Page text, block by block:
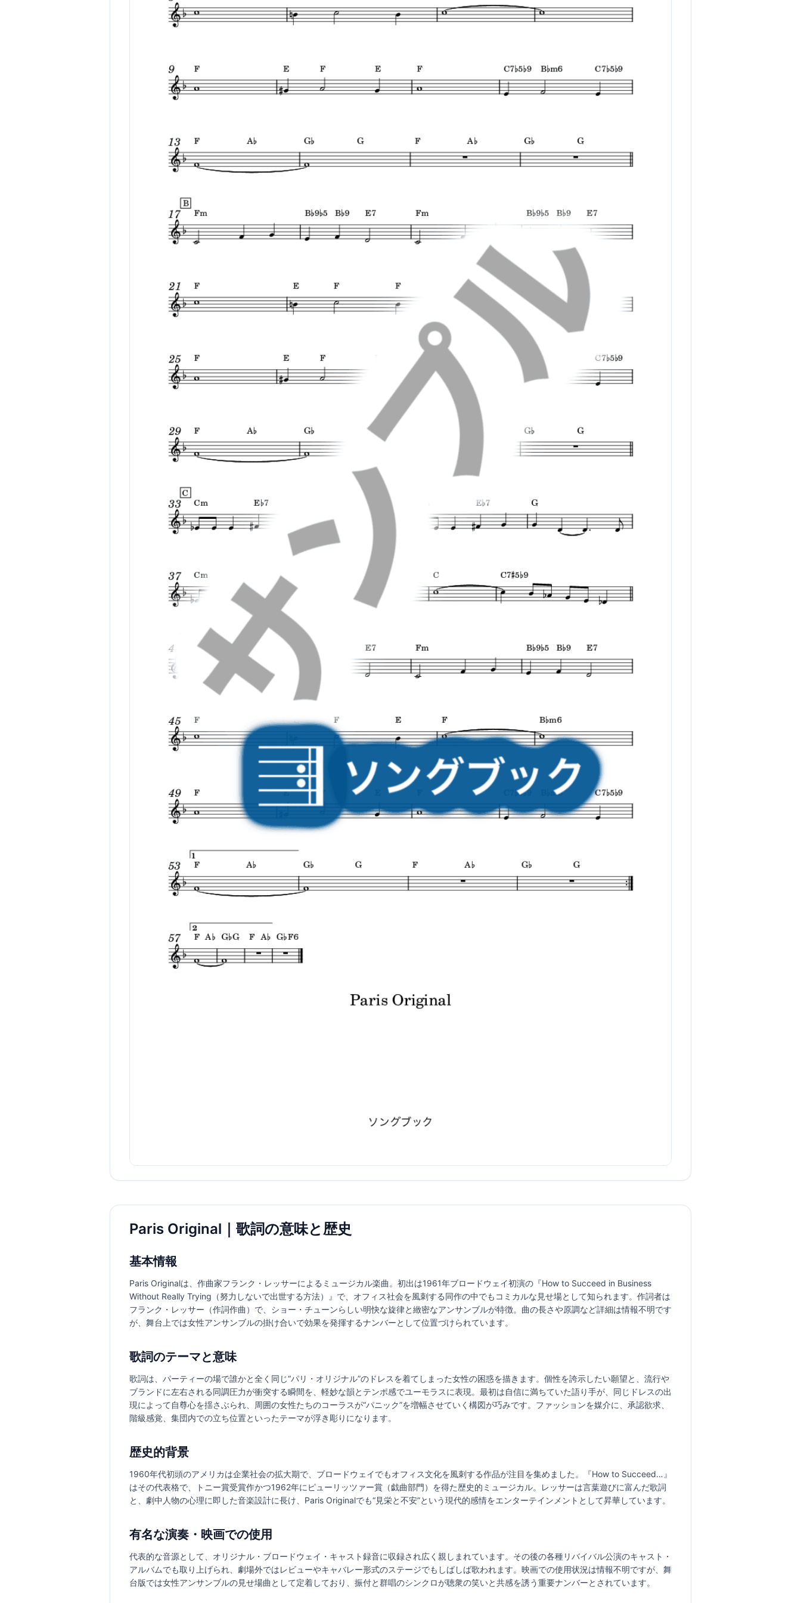
Paris Original｜歌詞の意味と歴史
基本情報
Paris Originalは、作曲家フランク・レッサーによるミュージカル楽曲。初出は1961年ブロードウェイ初演の『How to Succeed in Business
Without Really Trying（努力しないで出世する方法）』で、オフィス社会を風刺する同作の中でもコミカルな見せ場として知られます。作詞者は
フランク・レッサー（作詞作曲）で、ショー・チューンらしい明快な旋律と緻密なアンサンブルが特徴。曲の長さや原調など詳細は情報不明です
が、舞台上では女性アンサンブルの掛け合いで効果を発揮するナンバーとして位置づけられています。
歌詞のテーマと意味
歌詞は、パーティーの場で誰かと全く同じ“パリ・オリジナル”のドレスを着てしまった女性の困惑を描きます。個性を誇示したい願望と、流行や
ブランドに左右される同調圧力が衝突する瞬間を、軽妙な韻とテンポ感でユーモラスに表現。最初は自信に満ちていた語り手が、同じドレスの出
現によって自尊心を揺さぶられ、周囲の女性たちのコーラスが“パニック”を増幅させていく構図が巧みです。ファッションを媒介に、承認欲求、
階級感覚、集団内での立ち位置といったテーマが浮き彫りになります。
歴史的背景
1960年代初頭のアメリカは企業社会の拡大期で、ブロードウェイでもオフィス文化を風刺する作品が注目を集めました。『How to Succeed…』
はその代表格で、トニー賞受賞作かつ1962年にピューリッツァー賞（戯曲部門）を得た歴史的ミュージカル。レッサーは言葉遊びに富んだ歌詞
と、劇中人物の心理に即した音楽設計に長け、Paris Originalでも“見栄と不安”という現代的感情をエンターテインメントとして昇華しています。
有名な演奏・映画での使用
代表的な音源として、オリジナル・ブロードウェイ・キャスト録音に収録され広く親しまれています。その後の各種リバイバル公演のキャスト・
アルバムでも取り上げられ、劇場外ではレビューやキャバレー形式のステージでもしばしば歌われます。映画での使用状況は情報不明ですが、舞
台版では女性アンサンブルの見せ場曲として定着しており、振付と群唱のシンクロが聴衆の笑いと共感を誘う重要ナンバーとされています。